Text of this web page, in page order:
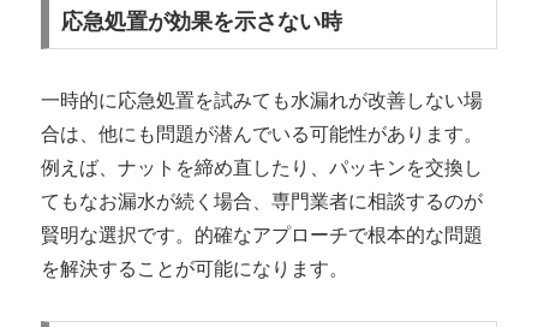
応急処置が効果を示さない時
一時的に応急処置を試みても水漏れが改善しない場
合は、他にも問題が潜んでいる可能性があります。
例えば、ナットを締め直したり、パッキンを交換し
てもなお漏水が続く場合、専門業者に相談するのが
賢明な選択です。的確なアプローチで根本的な問題
を解決することが可能になります。